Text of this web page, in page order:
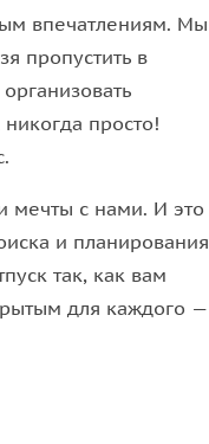
мире американских
ждут
впечатлениям. Мы
пропустить в
просто!
мечты с нами. И это
и планирования
так, как вам
для каждого —